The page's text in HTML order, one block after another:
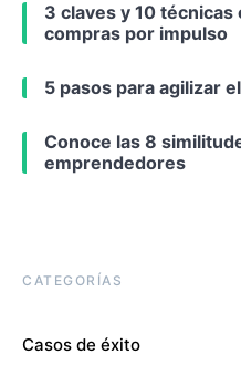
3 claves y 10
compras por impulso
5 pasos para agilizar
Conoce las 8
emprendedores
CATEGORÍAS
Casos de éxito